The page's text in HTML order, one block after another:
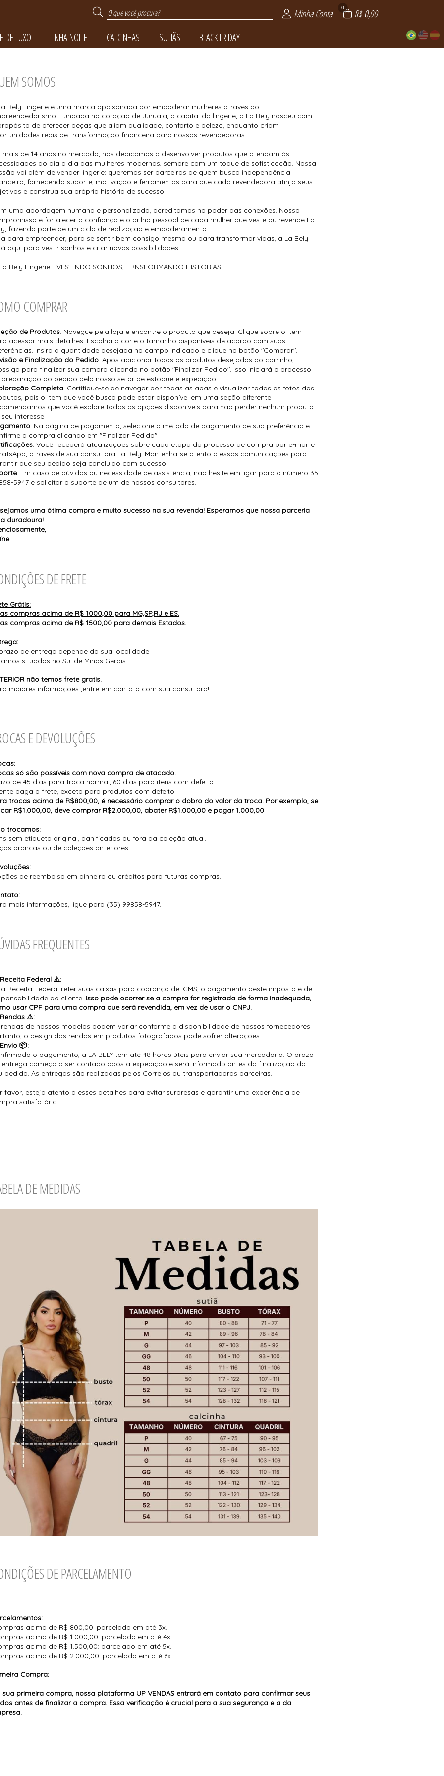
Minha Conta 0
R$ 0,00
DE LUXO
LINHA NOITE CALCINHAS SUTIÃS BLACK FRIDAY
SOMOS
Bely Lingerie é uma marca apaixonada por empoderar mulheres através do
Fundada no coração de Juruaia, a capital da lingerie, a La Bely nasceu com
de oferecer peças que aliam qualidade, conforto e beleza, enquanto criam
reais de transformação financeira para nossas revendedoras.
mais de 14 anos no mercado, nos dedicamos a desenvolver produtos que atendam às
do dia a dia das mulheres modernas, sempre com um toque de sofisticação. Nossa
vai além de vender lingerie: queremos ser parceiras de quem busca independência
fornecendo suporte, motivação e ferramentas para que cada revendedora atinja seus
e construa sua própria história de sucesso.
uma abordagem humana e personalizada, acreditamos no poder das conexões. Nosso
é fortalecer a confiança e o brilho pessoal de cada mulher que veste ou revende La
fazendo parte de um ciclo de realização e empoderamento.
para empreender, para se sentir bem consigo mesma ou para transformar vidas, a La Bely
aqui para vestir sonhos e criar novas possibilidades.
Bely Lingerie - VESTINDO SONHOS, TRNSFORMANDO HISTORIAS.
COMPRAR
de Produtos: Navegue pela loja e encontre o produto que deseja. Clique sobre o item
acessar mais detalhes. Escolha a cor e o tamanho disponíveis de acordo com suas
Insira a quantidade desejada no campo indicado e clique no botão "Comprar".
e Finalização do Pedido: Após adicionar todos os produtos desejados ao carrinho,
para finalizar sua compra clicando no botão "Finalizar Pedido". Isso iniciará o processo
preparação do pedido pelo nosso setor de estoque e expedição.
Completa: Certifique-se de navegar por todas as abas e visualizar todas as fotos dos
pois o item que você busca pode estar disponível em uma seção diferente.
que você explore todas as opções disponíveis para não perder nenhum produto
interesse.
: Na página de pagamento, selecione o método de pagamento de sua preferência e
a compra clicando em "Finalizar Pedido".
: Você receberá atualizações sobre cada etapa do processo de compra por e-mail e
através de sua consultora La Bely. Mantenha-se atento a essas comunicações para
que seu pedido seja concluído com sucesso.
: Em caso de dúvidas ou necessidade de assistência, não hesite em ligar para o número 35
5947 e solicitar o suporte de um de nossos consultores.
uma ótima compra e muito sucesso na sua revenda! Esperamos que nossa parceria
duradoura!
DE FRETE
Grátis:
compras acima de R$ 1000,00 para MG,SP,RJ e ES.
compras acima de R$ 1500,00 para demais Estados.
de entrega depende da sua localidade.
situados no Sul de Minas Gerais.
não temos frete gratis.
maiores informações ,entre em contato com sua consultora!
E DEVOLUÇÕES
só são possíveis com nova compra de atacado.
de 45 dias para troca normal, 60 dias para itens com defeito.
paga o frete, exceto para produtos com defeito.
trocas acima de R$800,00, é necessário comprar o dobro do valor da troca. Por exemplo, se
R$1.000,00, deve comprar R$2.000,00, abater R$1.000,00 e pagar 1.000,00
trocamos:
sem etiqueta original, danificados ou fora da coleção atual.
brancas ou de coleções anteriores.
de reembolso em dinheiro ou créditos para futuras compras.
mais informações, ligue para (35) 99858-5947.
FREQUENTES
Federal ⚠️:
a Receita Federal reter suas caixas para cobrança de ICMS, o pagamento deste imposto é de
do cliente. Isso pode ocorrer se a compra for registrada de forma inadequada,
usar CPF para uma compra que será revendida, em vez de usar o CNPJ.
⚠️:
rendas de nossos modelos podem variar conforme a disponibilidade de nossos fornecedores.
o design das rendas em produtos fotografados pode sofrer alterações.
📦:
o pagamento, a LA BELY tem até 48 horas úteis para enviar sua mercadoria. O prazo
entrega começa a ser contado após a expedição e será informado antes da finalização do
pedido. As entregas são realizadas pelos Correios ou transportadoras parceiras.
favor, esteja atento a esses detalhes para evitar surpresas e garantir uma experiência de
satisfatória.
DE MEDIDAS
DE PARCELAMENTO
acima de R$ 800,00: parcelado em até 3x.
acima de R$ 1.000,00: parcelado em até 4x.
acima de R$ 1.500,00: parcelado em até 5x.
acima de R$ 2.000,00: parcelado em até 6x.
Compra:
sua primeira compra, nossa plataforma UP VENDAS entrará em contato para confirmar seus
antes de finalizar a compra. Essa verificação é crucial para a sua segurança e a da